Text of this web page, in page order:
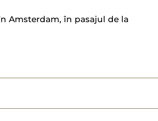
Amsterdam, în pasajul de la